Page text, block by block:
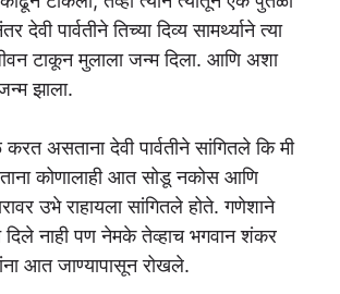
देवी पार्वतीने तिच्या दिव्य सामर्थ्याने त्या
टाकून मुलाला जन्म दिला. आणि अशा
झाला.
करत असताना देवी पार्वतीने सांगितले कि मी
कोणालाही आत सोडू नकोस आणि
उभे राहायला सांगितले होते. गणेशाने
दिले नाही पण नेमके तेव्हाच भगवान शंकर
आत जाण्यापासून रोखले.